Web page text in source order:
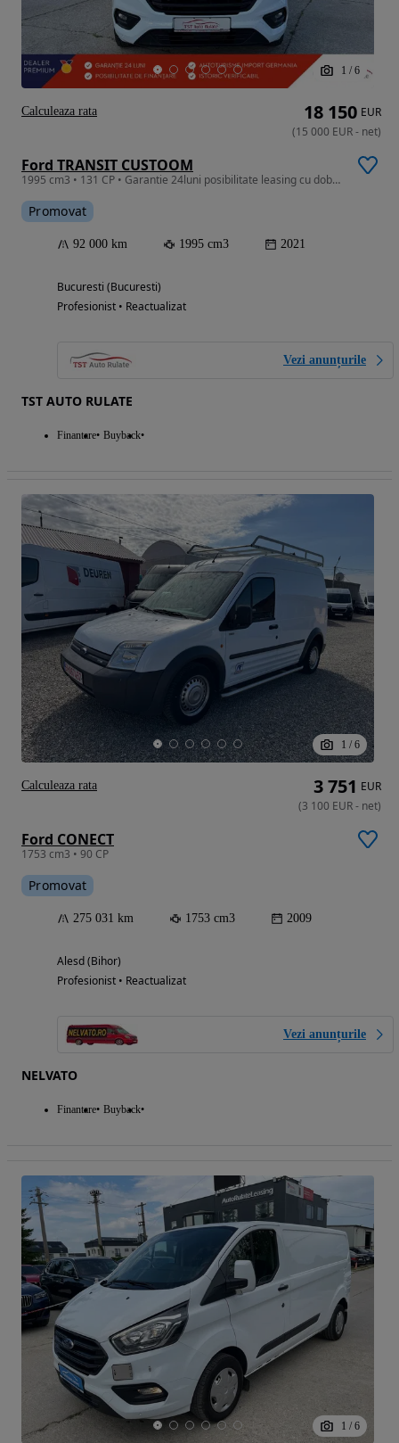
1 / 6
Ford TRANSIT CUSTOOM
1995 cm3 • 131 CP • Garantie 24luni posibilitate leasing cu dobanda anuala fixa de 3.7%
Promovat
92 000 km 1995 cm3 2021
Bucuresti (Bucuresti)
Profesionist • Reactualizat
Vezi anunțurile
TST AUTO RULATE
Finantare Buyback
18 150 EUR
(15 000 EUR- net)
Calculeaza rata
1 / 6
Ford CONECT
1753 cm3 • 90 CP
Promovat
275 031 km 1753 cm3 2009
Alesd (Bihor)
Profesionist • Reactualizat
Vezi anunțurile
NELVATO
Finantare Buyback
3 751 EUR
(3 100 EUR- net)
Calculeaza rata
1 / 6